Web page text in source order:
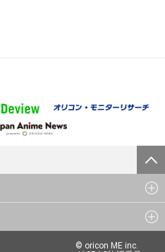
© oricon ME inc.